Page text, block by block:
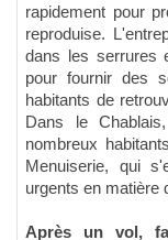
rapidement pour
reproduise.
dans les serrures
pour fournir des
habitants de
Dans le
nombreux
Menuiserie, qui
urgents en matière
Après un vol,